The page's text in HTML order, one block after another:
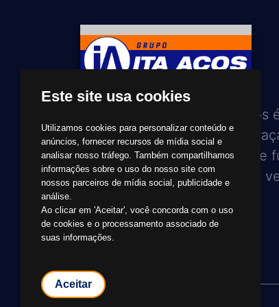
Com 28 anos, hoje a Ita Aços
em seu setor de atuação,
trabalho de toda a equipe de
no sentido de atender, cada
© 2026 Grupo Ita Aços
Este site usa cookies
Utilizamos cookies para personalizar conteúdo e
anúncios, fornecer recursos de mídia social e
analisar nosso tráfego. Também compartilhamos
informações sobre o uso do nosso site com
nossos parceiros de mídia social, publicidade e
análise.
Ao clicar em 'Aceitar', você concorda com o uso
de cookies e o processamento associado de
suas informações.
Aceitar